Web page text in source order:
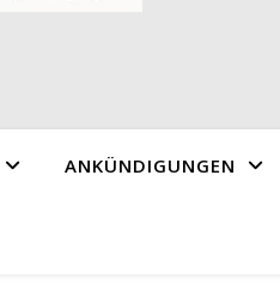
ANKÜNDIGUNGEN